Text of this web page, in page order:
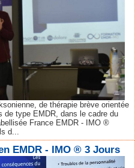
de thérapie brève orientée
de type EMDR, dans le cadre du
France EMDR - IMO ®
d...
EMDR - IMO ® 3 Jours